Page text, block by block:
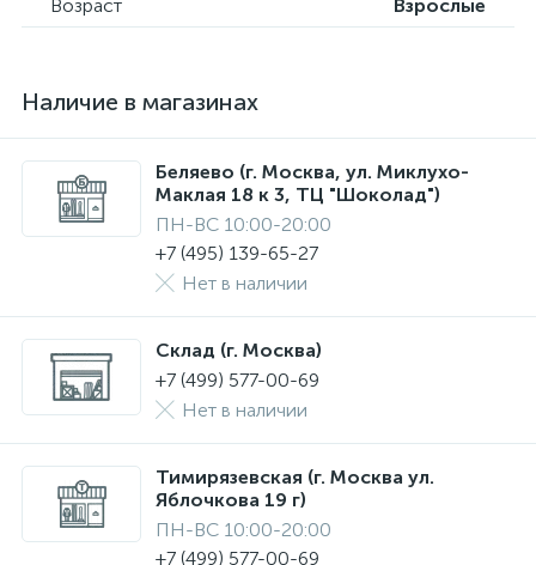
Возраст
Взрослые
Наличие в магазинах
Беляево (г. Москва, ул. Миклухо-
Маклая 18 к 3, ТЦ "Шоколад")
ПН-ВС 10:00-20:00
+7 (495) 139-65-27
Нет в наличии
Склад (г. Москва)
+7 (499) 577-00-69
Нет в наличии
Тимирязевская (г. Москва ул.
Яблочкова 19 г)
ПН-ВС 10:00-20:00
+7 (499) 577-00-69